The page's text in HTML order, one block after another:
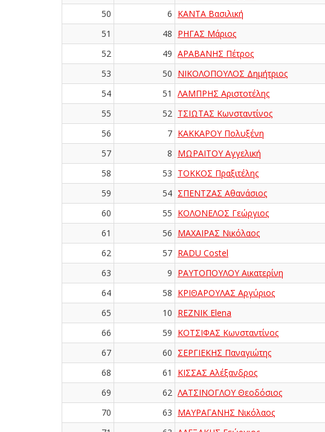
50
6 ΚΑΝΤΑ Βασιλική
51
48 ΡΗΓΑΣ Μάριος
52
49 ΑΡΑΒΑΝΗΣ Πέτρος
53
50 ΝΙΚΟΛΟΠΟΥΛΟΣ Δημήτριος
54
51 ΛΑΜΠΡΗΣ Αριστοτέλης
55
52 ΤΣΙΩΤΑΣ Κωνσταντίνος
56
7 ΚΑΚΚΑΡΟΥ Πολυξένη
57
8 ΜΩΡΑΪΤΟΥ Αγγελική
58
53 ΤΟΚΚΟΣ Πραξιτέλης
59
54 ΣΠΕΝΤΖΑΣ Αθανάσιος
60
55 ΚΟΛΟΝΕΛΟΣ Γεώργιος
61
56 ΜΑΧΑΙΡΑΣ Νικόλαος
62
57 RADU Costel
63
9 ΡΑΥΤΟΠΟΥΛΟΥ Αικατερίνη
64
58 ΚΡΙΘΑΡΟΥΛΑΣ Αργύριος
65
10 REZNIK Elena
66
59 ΚΟΤΣΙΦΑΣ Κωνσταντίνος
67
60 ΣΕΡΓΙΕΚΗΣ Παναγιώτης
68
61 ΚΙΣΣΑΣ Αλέξανδρος
69
62 ΛΑΤΣΙΝΟΓΛΟΥ Θεοδόσιος
70
63 ΜΑΥΡΑΓΑΝΗΣ Νικόλαος